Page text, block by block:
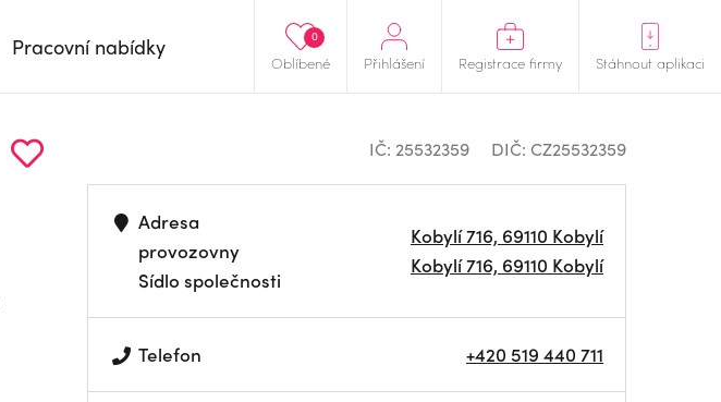
Oblíbené
0
Přihlášení Registrace firmy Stáhnout aplikaci
Pracovní nabídky
IČ: 25532359 DIČ: CZ25532359
Adresa
provozovny
Sídlo společnosti
Kobylí 716, 69110 Kobylí
Kobylí 716, 69110 Kobylí
Telefon +420 519 440 711